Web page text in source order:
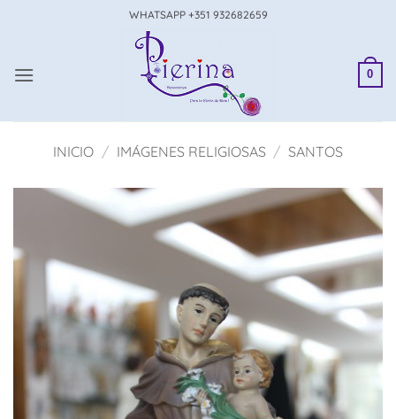
WHATSAPP +351 932682659
0
INICIO / IMÁGENES RELIGIOSAS / SANTOS